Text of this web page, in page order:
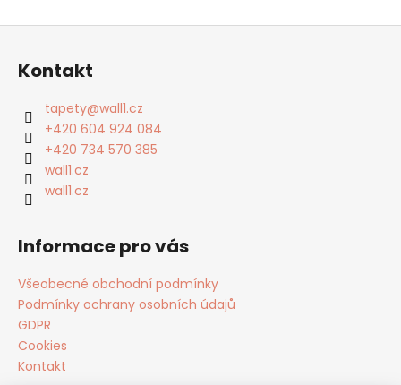
Z
Kontakt
tapety@wall1.cz
+420 604 924 084
+420 734 570 385
wall1.cz
wall1.cz
Informace pro vás
Všeobecné obchodní podmínky
Podmínky ochrany osobních údajů
GDPR
Cookies
Kontakt